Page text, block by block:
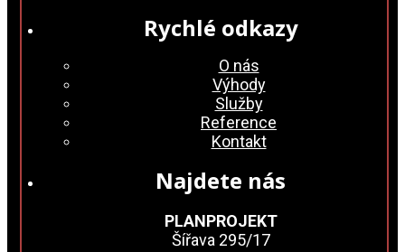
Rychlé odkazy
O nás
Výhody
Služby
Reference
Kontakt
Najdete nás
PLANPROJEKT
Šířava 295/17